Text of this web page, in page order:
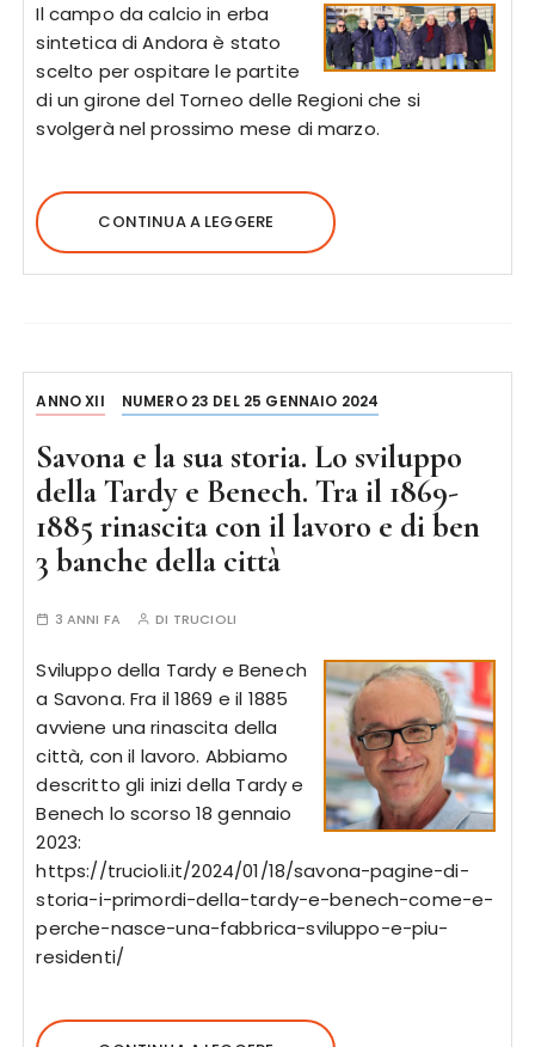
Il campo da calcio in erba
sintetica di Andora è stato
scelto per ospitare le partite
di un girone del Torneo delle Regioni che si
svolgerà nel prossimo mese di marzo.
CONTINUA A LEGGERE
ANNO XII NUMERO 23 DEL 25 GENNAIO 2024
Savona e la sua storia. Lo sviluppo
della Tardy e Benech. Tra il 1869-
1885 rinascita con il lavoro e di ben
3 banche della città
3 ANNI FA DI TRUCIOLI
Sviluppo della Tardy e Benech
a Savona. Fra il 1869 e il 1885
avviene una rinascita della
città, con il lavoro. Abbiamo
descritto gli inizi della Tardy e
Benech lo scorso 18 gennaio
2023:
https://trucioli.it/2024/01/18/savona-pagine-di-
storia-i-primordi-della-tardy-e-benech-come-e-
perche-nasce-una-fabbrica-sviluppo-e-piu-
residenti/